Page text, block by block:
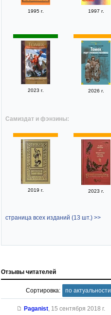
1995 г. 1997 г.
2023 г. 2026 г.
Самиздат и фэнзины:
2019 г. 2023 г.
страница всех изданий (13 шт.) >>
Отзывы читателей
Сортировка: по актуальности
Paganist, 15 сентября 2018 г.